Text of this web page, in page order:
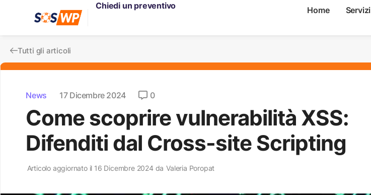
Home Servizi
Chiedi un preventivo
Tutti gli articoli
News 17 Dicembre 2024 0
Come scoprire vulnerabilità XSS:
Difenditi dal Cross-site Scripting
Articolo aggiornato il 16 Dicembre 2024 da Valeria Poropat